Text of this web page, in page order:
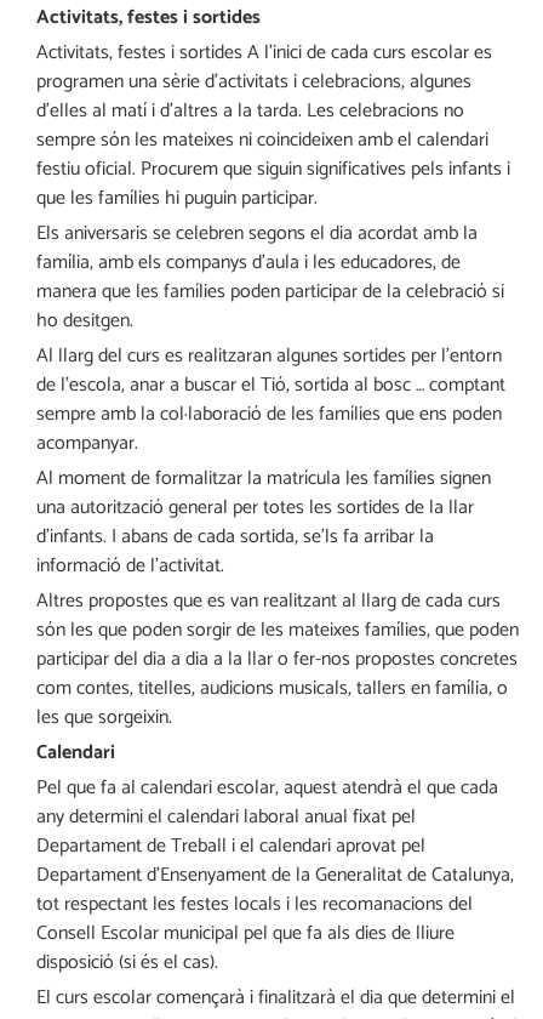
Activitats, festes i sortides
Activitats, festes i sortides A l’inici de cada curs escolar es
programen una sèrie d’activitats i celebracions, algunes
d’elles al matí i d’altres a la tarda. Les celebracions no
sempre són les mateixes ni coincideixen amb el calendari
festiu oficial. Procurem que siguin significatives pels infants i
que les famílies hi puguin participar.
Els aniversaris se celebren segons el dia acordat amb la
família, amb els companys d’aula i les educadores, de
manera que les famílies poden participar de la celebració si
ho desitgen.
Al llarg del curs es realitzaran algunes sortides per l’entorn
de l’escola, anar a buscar el Tió, sortida al bosc … comptant
sempre amb la col·laboració de les famílies que ens poden
acompanyar.
Al moment de formalitzar la matrícula les famílies signen
una autorització general per totes les sortides de la llar
d’infants. I abans de cada sortida, se’ls fa arribar la
informació de l’activitat.
Altres propostes que es van realitzant al llarg de cada curs
són les que poden sorgir de les mateixes famílies, que poden
participar del dia a dia a la llar o fer-nos propostes concretes
com contes, titelles, audicions musicals, tallers en família, o
les que sorgeixin.
Calendari
Pel que fa al calendari escolar, aquest atendrà el que cada
any determini el calendari laboral anual fixat pel
Departament de Treball i el calendari aprovat pel
Departament d’Ensenyament de la Generalitat de Catalunya,
tot respectant les festes locals i les recomanacions del
Consell Escolar municipal pel que fa als dies de lliure
disposició (si és el cas).
El curs escolar començarà i finalitzarà el dia que determini el